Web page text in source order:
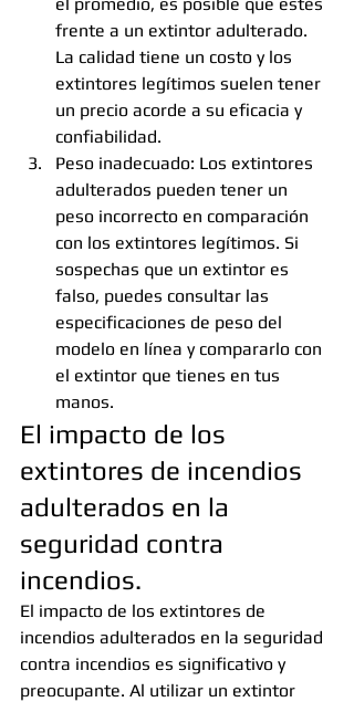
frente a un extintor adulterado.
La calidad tiene un costo y los
extintores legítimos suelen tener
un precio acorde a su eficacia y
confiabilidad.
Peso inadecuado: Los extintores
adulterados pueden tener un
peso incorrecto en comparación
con los extintores legítimos. Si
sospechas que un extintor es
falso, puedes consultar las
especificaciones de peso del
modelo en línea y compararlo con
el extintor que tienes en tus
manos.
El impacto de los
extintores de incendios
adulterados en la
seguridad contra
incendios.
El impacto de los extintores de
incendios adulterados en la seguridad
contra incendios es significativo y
preocupante. Al utilizar un extintor